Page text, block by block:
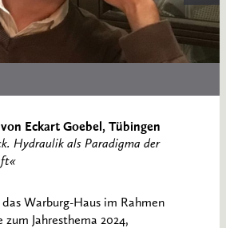
1997-
Eckart Goebel, Tübingen
Hydraulik als Paradigma der
Warburg-Haus im Rahmen
zum Jahresthema 2024,